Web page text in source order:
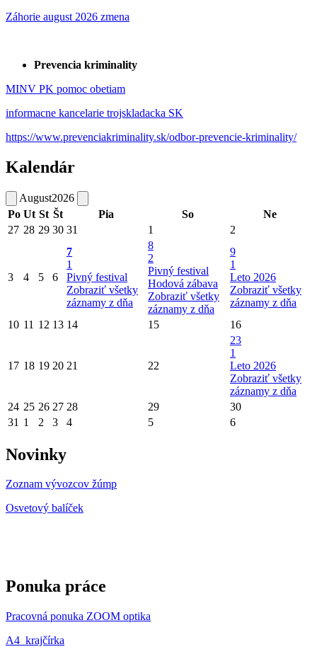
Záhorie august 2026 zmena
Prevencia kriminality
MINV PK pomoc obetiam
informacne kancelarie trojskladacka SK
https://www.prevenciakriminality.sk/odbor-prevencie-kriminality/
Kalendár
August2026
Po Ut St Št Pia So
Ne
27 28 29 30 31 1 2
3 4 5 6
7
1
Pivný festival
Zobraziť všetky
záznamy z dňa
8
2
Pivný festival
Hodová zábava
Zobraziť všetky
záznamy z dňa
9
1
Leto 2026
Zobraziť všetky
záznamy z dňa
10 11 12 13 14 15 16
17 18 19 20 21 22
23
1
Leto 2026
Zobraziť všetky
záznamy z dňa
24 25 26 27 28 29
30
31 1 2 3 4 5 6
Novinky
Zoznam vývozcov žúmp
Osvetový balíček
Ponuka práce
Pracovná ponuka ZOOM optika
A4_krajčírka